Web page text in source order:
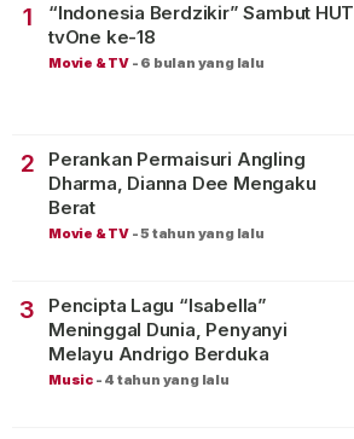
1
“Indonesia Berdzikir” Sambut HUT
tvOne ke-18
Movie & TV - 6 bulan yang lalu
2
Perankan Permaisuri Angling
Dharma, Dianna Dee Mengaku
Berat
Movie & TV -5 tahun yang lalu
3
Pencipta Lagu “Isabella”
Meninggal Dunia, Penyanyi
Melayu Andrigo Berduka
Music - 4 tahun yang lalu